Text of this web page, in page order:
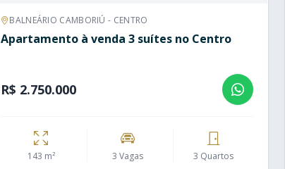
BALNEÁRIO CAMBORIÚ - CENTRO
Apartamento à venda 3 suítes no Centro
R$ 2.750.000
143 m² 3 Vagas 3 Quartos